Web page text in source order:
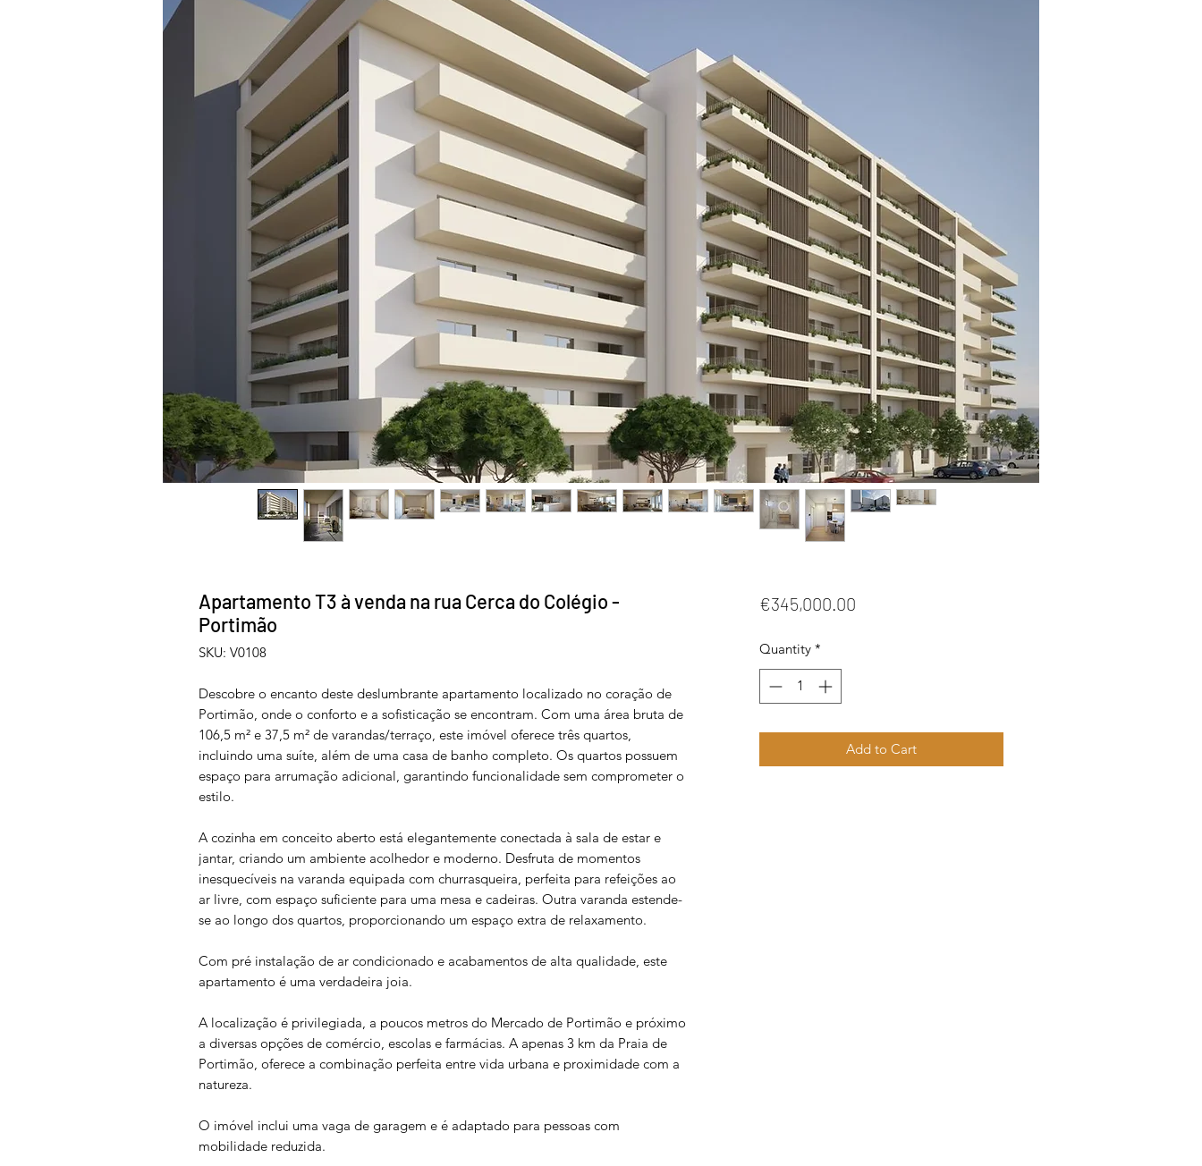
Apartamento T3 à venda na rua Cerca do Colégio -
Portimão
SKU: V0108
Descobre o encanto deste deslumbrante apartamento localizado no coração de
Portimão, onde o conforto e a sofisticação se encontram. Com uma área bruta de
106,5 m² e 37,5 m² de varandas/terraço, este imóvel oferece três quartos,
incluindo uma suíte, além de uma casa de banho completo. Os quartos possuem
espaço para arrumação adicional, garantindo funcionalidade sem comprometer o
estilo.
A cozinha em conceito aberto está elegantemente conectada à sala de estar e
jantar, criando um ambiente acolhedor e moderno. Desfruta de momentos
inesquecíveis na varanda equipada com churrasqueira, perfeita para refeições ao
ar livre, com espaço suficiente para uma mesa e cadeiras. Outra varanda estende-
se ao longo dos quartos, proporcionando um espaço extra de relaxamento.
Com pré instalação de ar condicionado e acabamentos de alta qualidade, este
apartamento é uma verdadeira joia.
A localização é privilegiada, a poucos metros do Mercado de Portimão e próximo
a diversas opções de comércio, escolas e farmácias. A apenas 3 km da Praia de
Portimão, oferece a combinação perfeita entre vida urbana e proximidade com a
natureza.
O imóvel inclui uma vaga de garagem e é adaptado para pessoas com
mobilidade reduzida.
€345,000.00Price
Quantity *
Add to Cart